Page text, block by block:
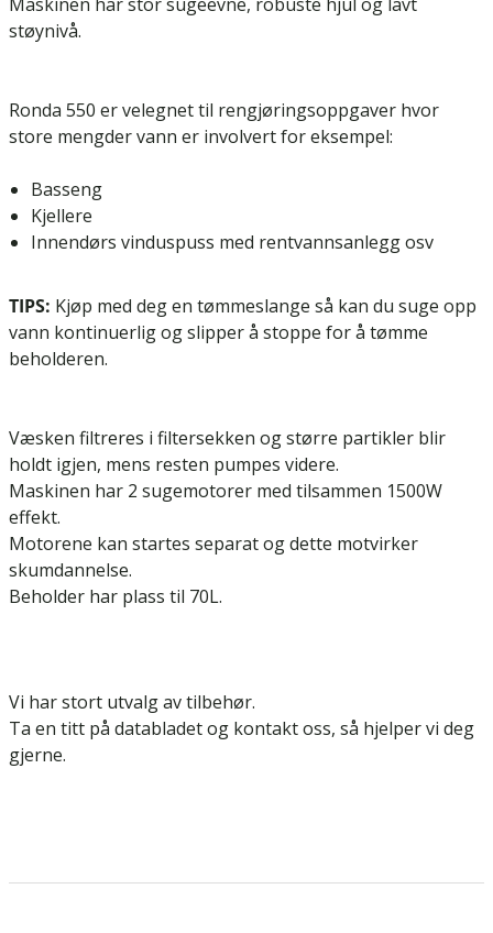
støynivå.
Ronda 550 er velegnet til rengjøringsoppgaver hvor
store mengder vann er involvert for eksempel:
Basseng
Kjellere
Innendørs vinduspuss med rentvannsanlegg osv
TIPS: Kjøp med deg en tømmeslange så kan du suge opp
vann kontinuerlig og slipper å stoppe for å tømme
beholderen.
Væsken filtreres i filtersekken og større partikler blir
holdt igjen, mens resten pumpes videre.
Maskinen har 2 sugemotorer med tilsammen 1500W
effekt.
Motorene kan startes separat og dette motvirker
skumdannelse.
Beholder har plass til 70L.
Vi har stort utvalg av tilbehør.
Ta en titt på databladet og kontakt oss, så hjelper vi deg
gjerne.